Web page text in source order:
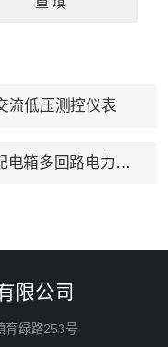
流低压测控仪表
箱多回路电力仪表
限公司
育绿路253号